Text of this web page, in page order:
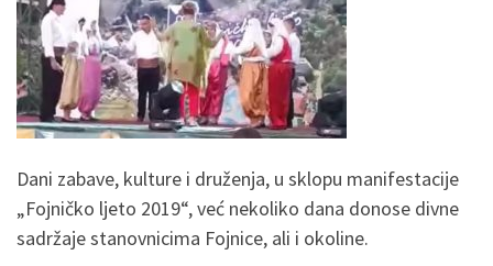
Dani zabave, kulture i druženja, u sklopu manifestacije
„Fojničko ljeto 2019“, već nekoliko dana donose divne
sadržaje stanovnicima Fojnice, ali i okoline.